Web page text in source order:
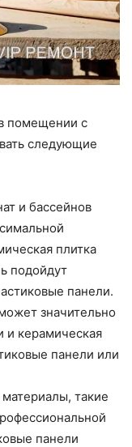
помещении с
следующие
и бассейнов
плитка
подойдут
панели.
значительно
и керамическая
панели или
такие
панели